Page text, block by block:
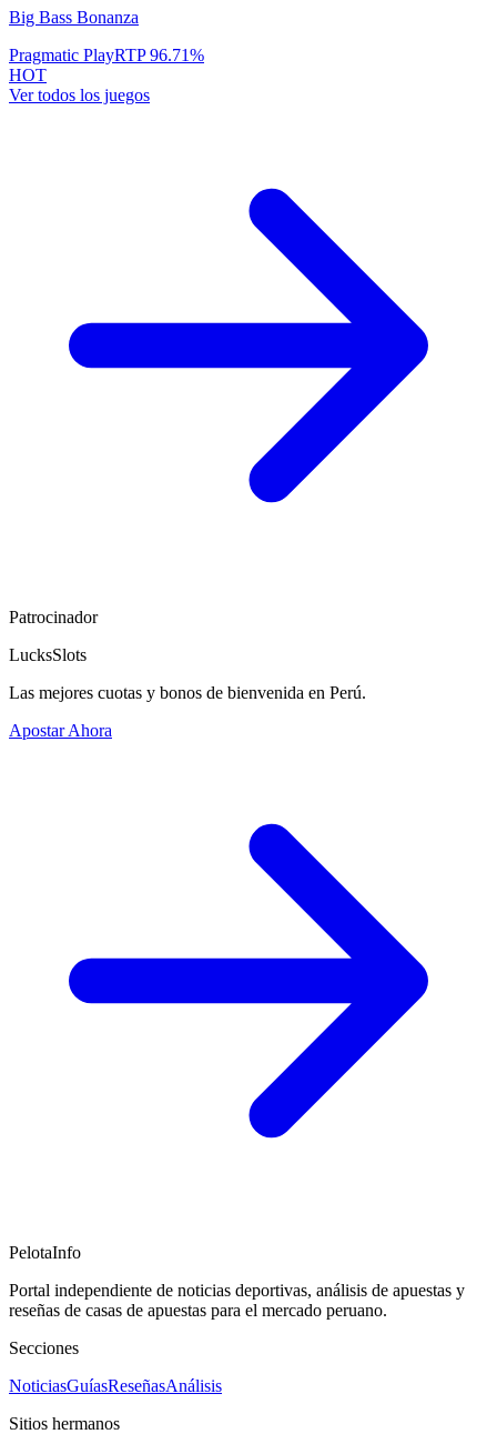
Big Bass Bonanza
Pragmatic PlayRTP96.71%
HOT
Ver todos los juegos
Patrocinador
LucksSlots
Las mejores cuotas y bonos de bienvenida en Perú.
Apostar Ahora
PelotaInfo
Portal independiente de noticias deportivas, análisis de apuestas y
reseñas de casas de apuestas para el mercado peruano.
Secciones
NoticiasGuíasReseñasAnálisis
Sitios hermanos